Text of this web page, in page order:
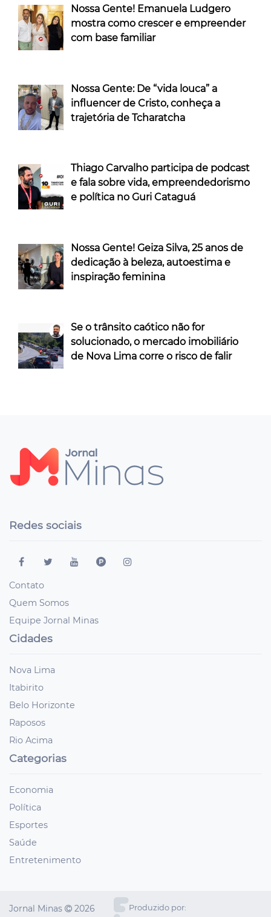
Nossa Gente! Emanuela Ludgero
mostra como crescer e empreender
com base familiar
Nossa Gente: De “vida louca” a
influencer de Cristo, conheça a
trajetória de Tcharatcha
Thiago Carvalho participa de podcast
e fala sobre vida, empreendedorismo
e política no Guri Cataguá
Nossa Gente! Geiza Silva, 25 anos de
dedicação à beleza, autoestima e
inspiração feminina
Se o trânsito caótico não for
solucionado, o mercado imobiliário
de Nova Lima corre o risco de falir
Redes sociais
Contato
Quem Somos
Equipe Jornal Minas
Cidades
Nova Lima
Itabirito
Belo Horizonte
Raposos
Rio Acima
Categorias
Economia
Política
Esportes
Saúde
Entretenimento
Jornal Minas 2026 Produzido por: